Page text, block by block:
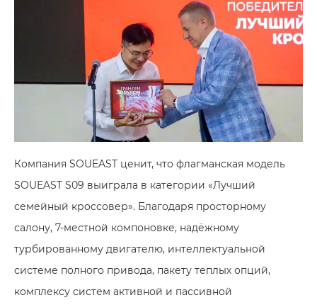
Компания SOUEAST ценит, что флагманская модель
SOUEAST S09 выиграла в категории «Лучший
семейный кроссовер». Благодаря просторному
салону, 7-местной компоновке, надёжному
турбированному двигателю, интеллектуальной
системе полного привода, пакету теплых опций,
комплексу систем активной и пассивной